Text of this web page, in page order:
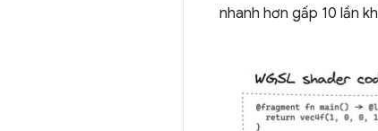
nhanh hơn gấp 10 lần